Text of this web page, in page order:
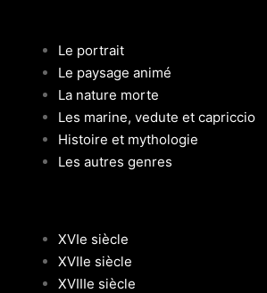
Le portrait
Le paysage animé
La nature morte
Les marine, vedute et capriccio
Histoire et mythologie
Les autres genres
XVIe siècle
XVIIe siècle
XVIIIe siècle